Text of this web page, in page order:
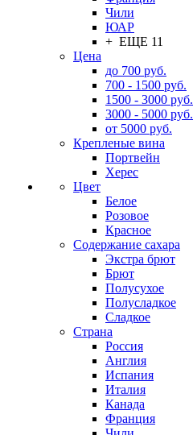
Чили
ЮАР
+ ЕЩЕ 11
Цена
до 700 руб.
700 - 1500 руб.
1500 - 3000 руб.
3000 - 5000 руб.
от 5000 руб.
Крепленые вина
Портвейн
Херес
Цвет
Белое
Розовое
Красное
Содержание сахара
Экстра брют
Брют
Полусухое
Полусладкое
Сладкое
Страна
Россия
Англия
Испания
Италия
Канада
Франция